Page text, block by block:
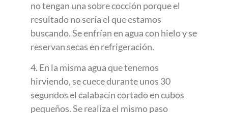
no tengan una sobre cocción porque el
resultado no sería el que estamos
buscando. Se enfrían en agua con hielo y se
reservan secas en refrigeración.
4. En la misma agua que tenemos
hirviendo, se cuece durante unos 30
segundos el calabacín cortado en cubos
pequeños. Se realiza el mismo paso